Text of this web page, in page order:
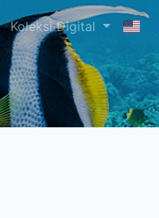
Koleksi Digital